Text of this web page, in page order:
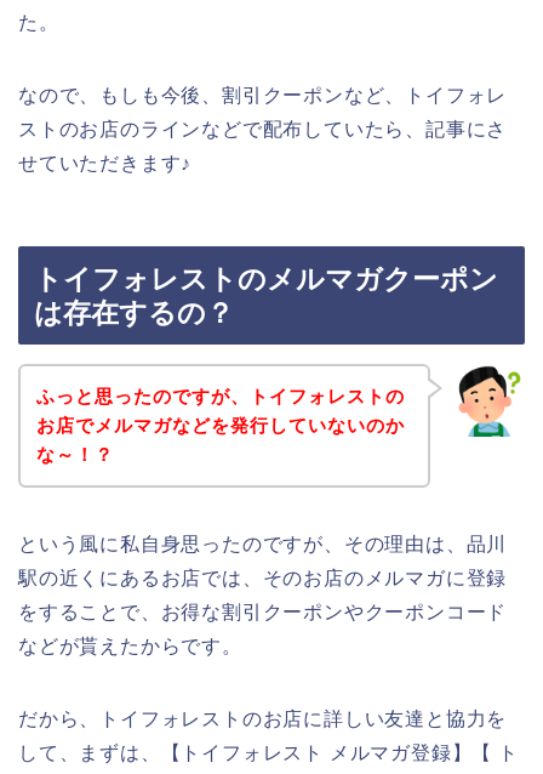
た。
なので、もしも今後、割引クーポンなど、トイフォレ
ストのお店のラインなどで配布していたら、記事にさ
せていただきます♪
トイフォレストのメルマガクーポン
は存在するの？
ふっと思ったのですが、トイフォレストの
お店でメルマガなどを発行していないのか
な～！？
という風に私自身思ったのですが、その理由は、品川
駅の近くにあるお店では、そのお店のメルマガに登録
をすることで、お得な割引クーポンやクーポンコード
などが貰えたからです。
だから、トイフォレストのお店に詳しい友達と協力を
して、まずは、【トイフォレスト メルマガ登録】【 ト